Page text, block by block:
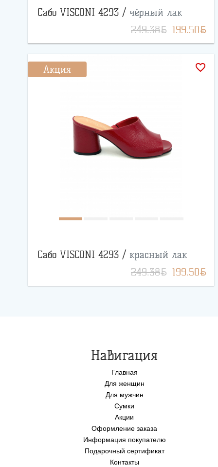
Сабо VISCONI 4293 / чёрный лак
249.38BYN 199.50BYN
Акция favorite_border
Сабо VISCONI 4293 / красный лак
249.38BYN 199.50BYN
Навигация
Главная
Для женщин
Для мужчин
Сумки
Акции
Оформление заказа
Информация покупателю
Подарочный сертификат
Контакты